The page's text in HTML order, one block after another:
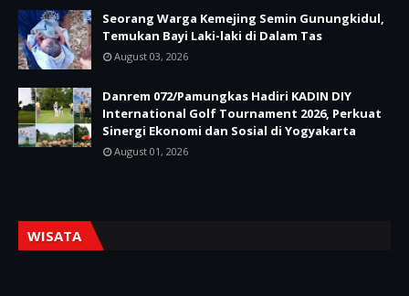
Seorang Warga Kemejing Semin Gunungkidul,
Temukan Bayi Laki-laki di Dalam Tas
August 03, 2026
Danrem 072/Pamungkas Hadiri KADIN DIY
International Golf Tournament 2026, Perkuat
Sinergi Ekonomi dan Sosial di Yogyakarta
August 01, 2026
WISATA